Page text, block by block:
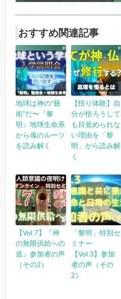
おすすめ関連記事
地球は神の“藝
術”だ〜『黎
明』地球生命系
から魂のルーツ
を読み解く
【悟り体験】自
分が悟ろうして
も目覚められな
い理由を「黎
明」から読み解
く
【Vol.7】『神
の無限供給への
道』参加者の声
（その2）
「黎明」特別セ
ミナー
【Vol.3】参加
者の声（その
2）